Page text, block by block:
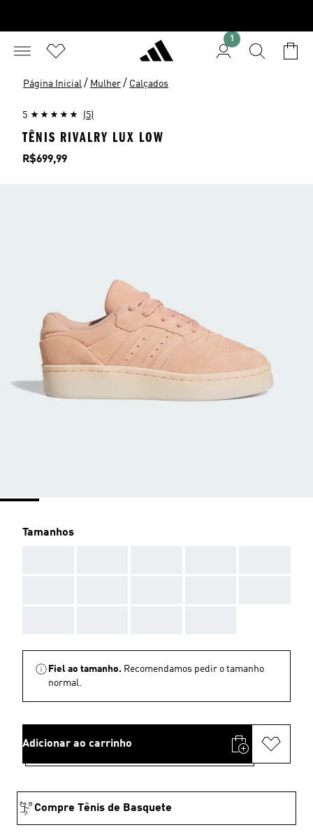
1
Página Inicial / Mulher / Calçados
5 (5)
TÊNIS RIVALRY LUX LOW
Preço
R$699,99
Tamanhos
Fiel ao tamanho. Recomendamos pedir o tamanho
normal.
Adicionar ao carrinho
Compre Tênis de Basquete